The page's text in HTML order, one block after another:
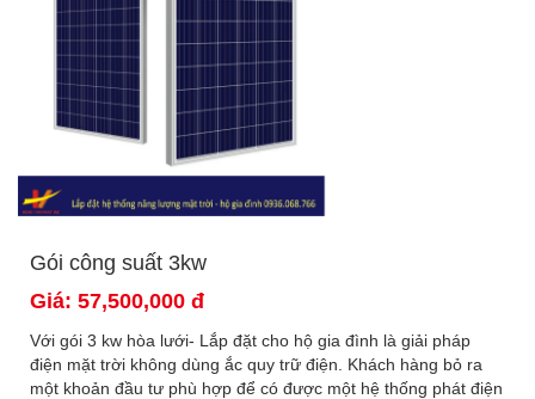
Gói công suất 3kw
Giá: 57,500,000 đ
Với gói 3 kw hòa lưới- Lắp đặt cho hộ gia đình là giải pháp
điện mặt trời không dùng ắc quy trữ điện. Khách hàng bỏ ra
một khoản đầu tư phù hợp để có được một hệ thống phát điện